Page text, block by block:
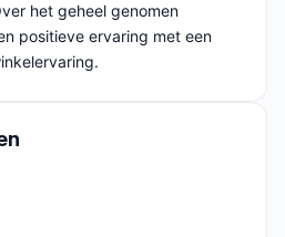
het geheel genomen
positieve ervaring met een
5